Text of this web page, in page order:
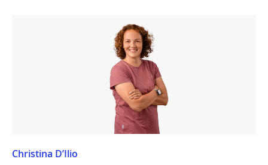
Christina D’Ilio